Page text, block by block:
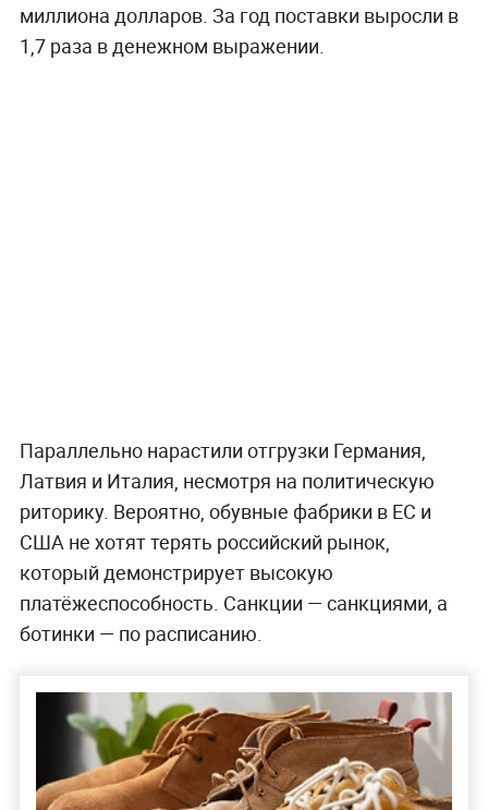
миллиона долларов. За год поставки выросли в
1,7 раза в денежном выражении.
Параллельно нарастили отгрузки Германия,
Латвия и Италия, несмотря на политическую
риторику. Вероятно, обувные фабрики в ЕС и
США не хотят терять российский рынок,
который демонстрирует высокую
платёжеспособность. Санкции — санкциями, а
ботинки — по расписанию.